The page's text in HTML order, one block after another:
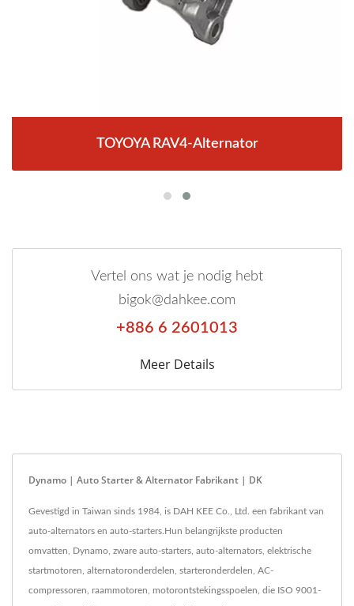
TOYOYA RAV4-Alternator
Vertel ons wat je nodig hebt
bigok@dahkee.com
+886 6 2601013
Meer Details
Dynamo | Auto Starter & Alternator Fabrikant | DK
Gevestigd in Taiwan sinds 1984, is DAH KEE Co., Ltd. een fabrikant van
auto-alternators en auto-starters.Hun belangrijkste producten
omvatten, Dynamo, zware auto-starters, auto-alternators, elektrische
startmotoren, alternatoronderdelen, starteronderdelen, AC-
compressoren, raammotoren, motorontstekingsspoelen, die ISO 9001-